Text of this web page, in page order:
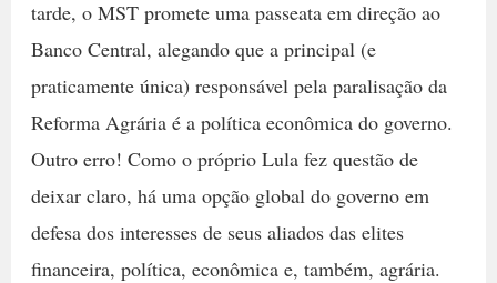
tarde, o MST promete uma passeata em direção ao
Banco Central, alegando que a principal (e
praticamente única) responsável pela paralisação da
Reforma Agrária é a política econômica do governo.
Outro erro! Como o próprio Lula fez questão de
deixar claro, há uma opção global do governo em
defesa dos interesses de seus aliados das elites
financeira, política, econômica e, também, agrária.